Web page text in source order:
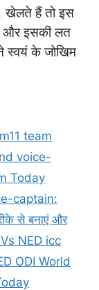
खेलते हैं तो इस
और इसकी लत
स्वयं के जोखिम
team
voice-
Today
captain:
से बनाएं और
NED icc
ODI World